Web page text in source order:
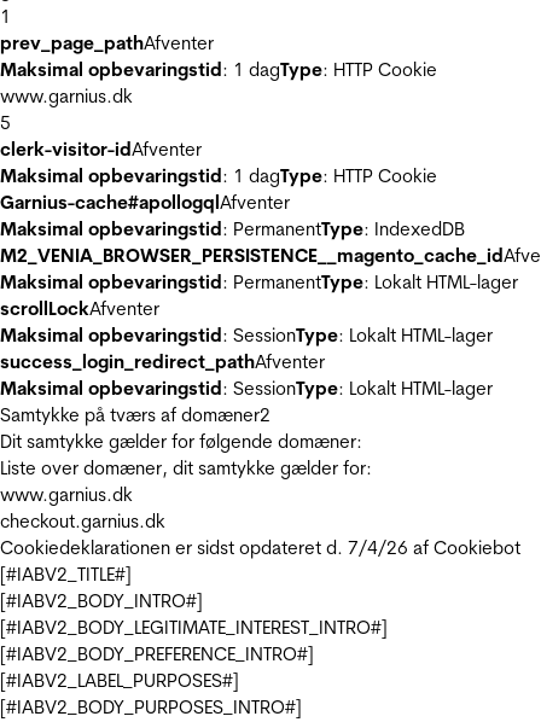
1
prev_page_pathAfventer
Maksimal opbevaringstid: 1 dagType: HTTP Cookie
www.garnius.dk
5
clerk-visitor-idAfventer
Maksimal opbevaringstid: 1 dagType: HTTP Cookie
Garnius-cache#apollogqlAfventer
Maksimal opbevaringstid: PermanentType: IndexedDB
M2_VENIA_BROWSER_PERSISTENCE__magento_cache_id
Maksimal opbevaringstid: PermanentType: Lokalt HTML-lager
scrollLockAfventer
Maksimal opbevaringstid: SessionType: Lokalt HTML-lager
success_login_redirect_pathAfventer
Maksimal opbevaringstid: SessionType: Lokalt HTML-lager
Samtykke på tværs af domæner2
Dit samtykke gælder for følgende domæner:
Liste over domæner, dit samtykke gælder for:
www.garnius.dk
checkout.garnius.dk
Cookiedeklarationen er sidst opdateret d. 7/4/26 af Cookiebot
[#IABV2_TITLE#]
[#IABV2_BODY_INTRO#]
[#IABV2_BODY_LEGITIMATE_INTEREST_INTRO#]
[#IABV2_BODY_PREFERENCE_INTRO#]
[#IABV2_LABEL_PURPOSES#]
[#IABV2_BODY_PURPOSES_INTRO#]